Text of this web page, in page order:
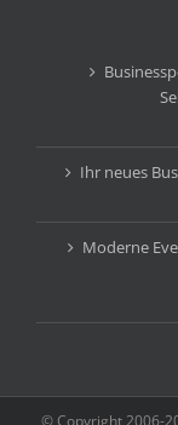
Ihr neues
Moderne